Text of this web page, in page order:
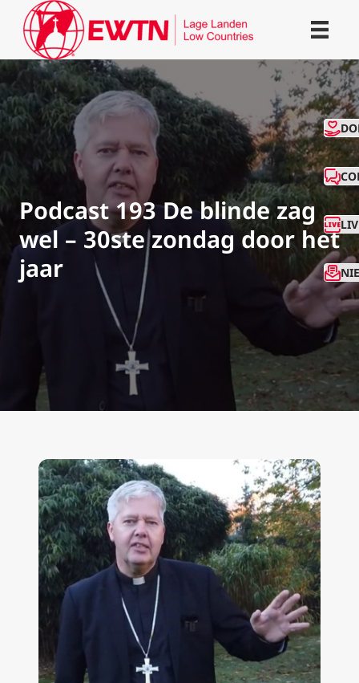
Podcast 193 De blinde zag
wel – 30ste zondag door het
jaar